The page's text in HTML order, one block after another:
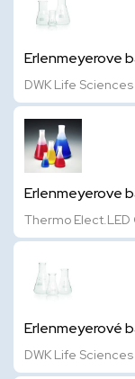
Erlenmeyerove
DWK Life
Erlenmeyerove
Thermo
Erlenmeyerové
DWK Life